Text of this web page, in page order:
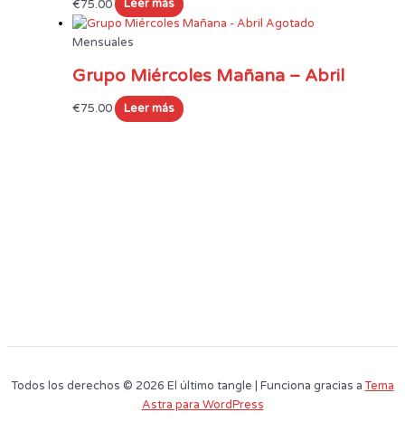
€75.00
Leer más
Agotado
Mensuales
Grupo Miércoles Mañana – Abril
€75.00 Leer más
Todos los derechos © 2026 El último tangle | Funciona gracias aTema
Astra para WordPress